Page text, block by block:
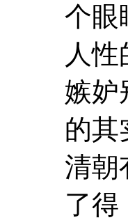
个眼
人
嫉妒
的其
清朝
了得